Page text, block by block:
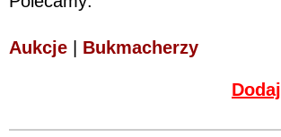
Aukcje Bukmacherzy